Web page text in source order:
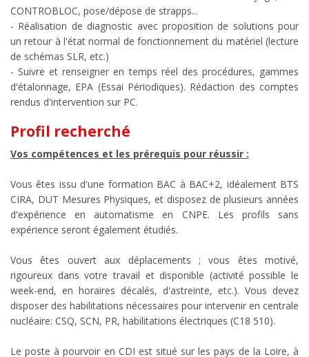
CONTROBLOC, pose/dépose de strapps...
- Réalisation de diagnostic avec proposition de solutions pour
un retour à l'état normal de fonctionnement du matériel (lecture
de schémas SLR, etc.)
- Suivre et renseigner en temps réel des procédures, gammes
d'étalonnage, EPA (Essai Périodiques). Rédaction des comptes
rendus d'intervention sur PC.
Profil recherché
Vos compétences et les prérequis pour réussir :
Vous êtes issu d'une formation BAC à BAC+2, idéalement BTS
CIRA, DUT Mesures Physiques, et disposez de plusieurs années
d'expérience en automatisme en CNPE. Les profils sans
expérience seront également étudiés.
Vous êtes ouvert aux déplacements ; vous êtes motivé,
rigoureux dans votre travail et disponible (activité possible le
week-end, en horaires décalés, d'astreinte, etc.). Vous devez
disposer des habilitations nécessaires pour intervenir en centrale
nucléaire: CSQ, SCN, PR, habilitations électriques (C18 510).
Le poste à pourvoir en CDI est situé sur les pays de la Loire, à